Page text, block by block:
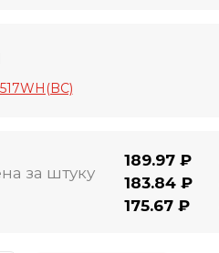
за штуку
189.97 ₽
183.84 ₽
175.67 ₽